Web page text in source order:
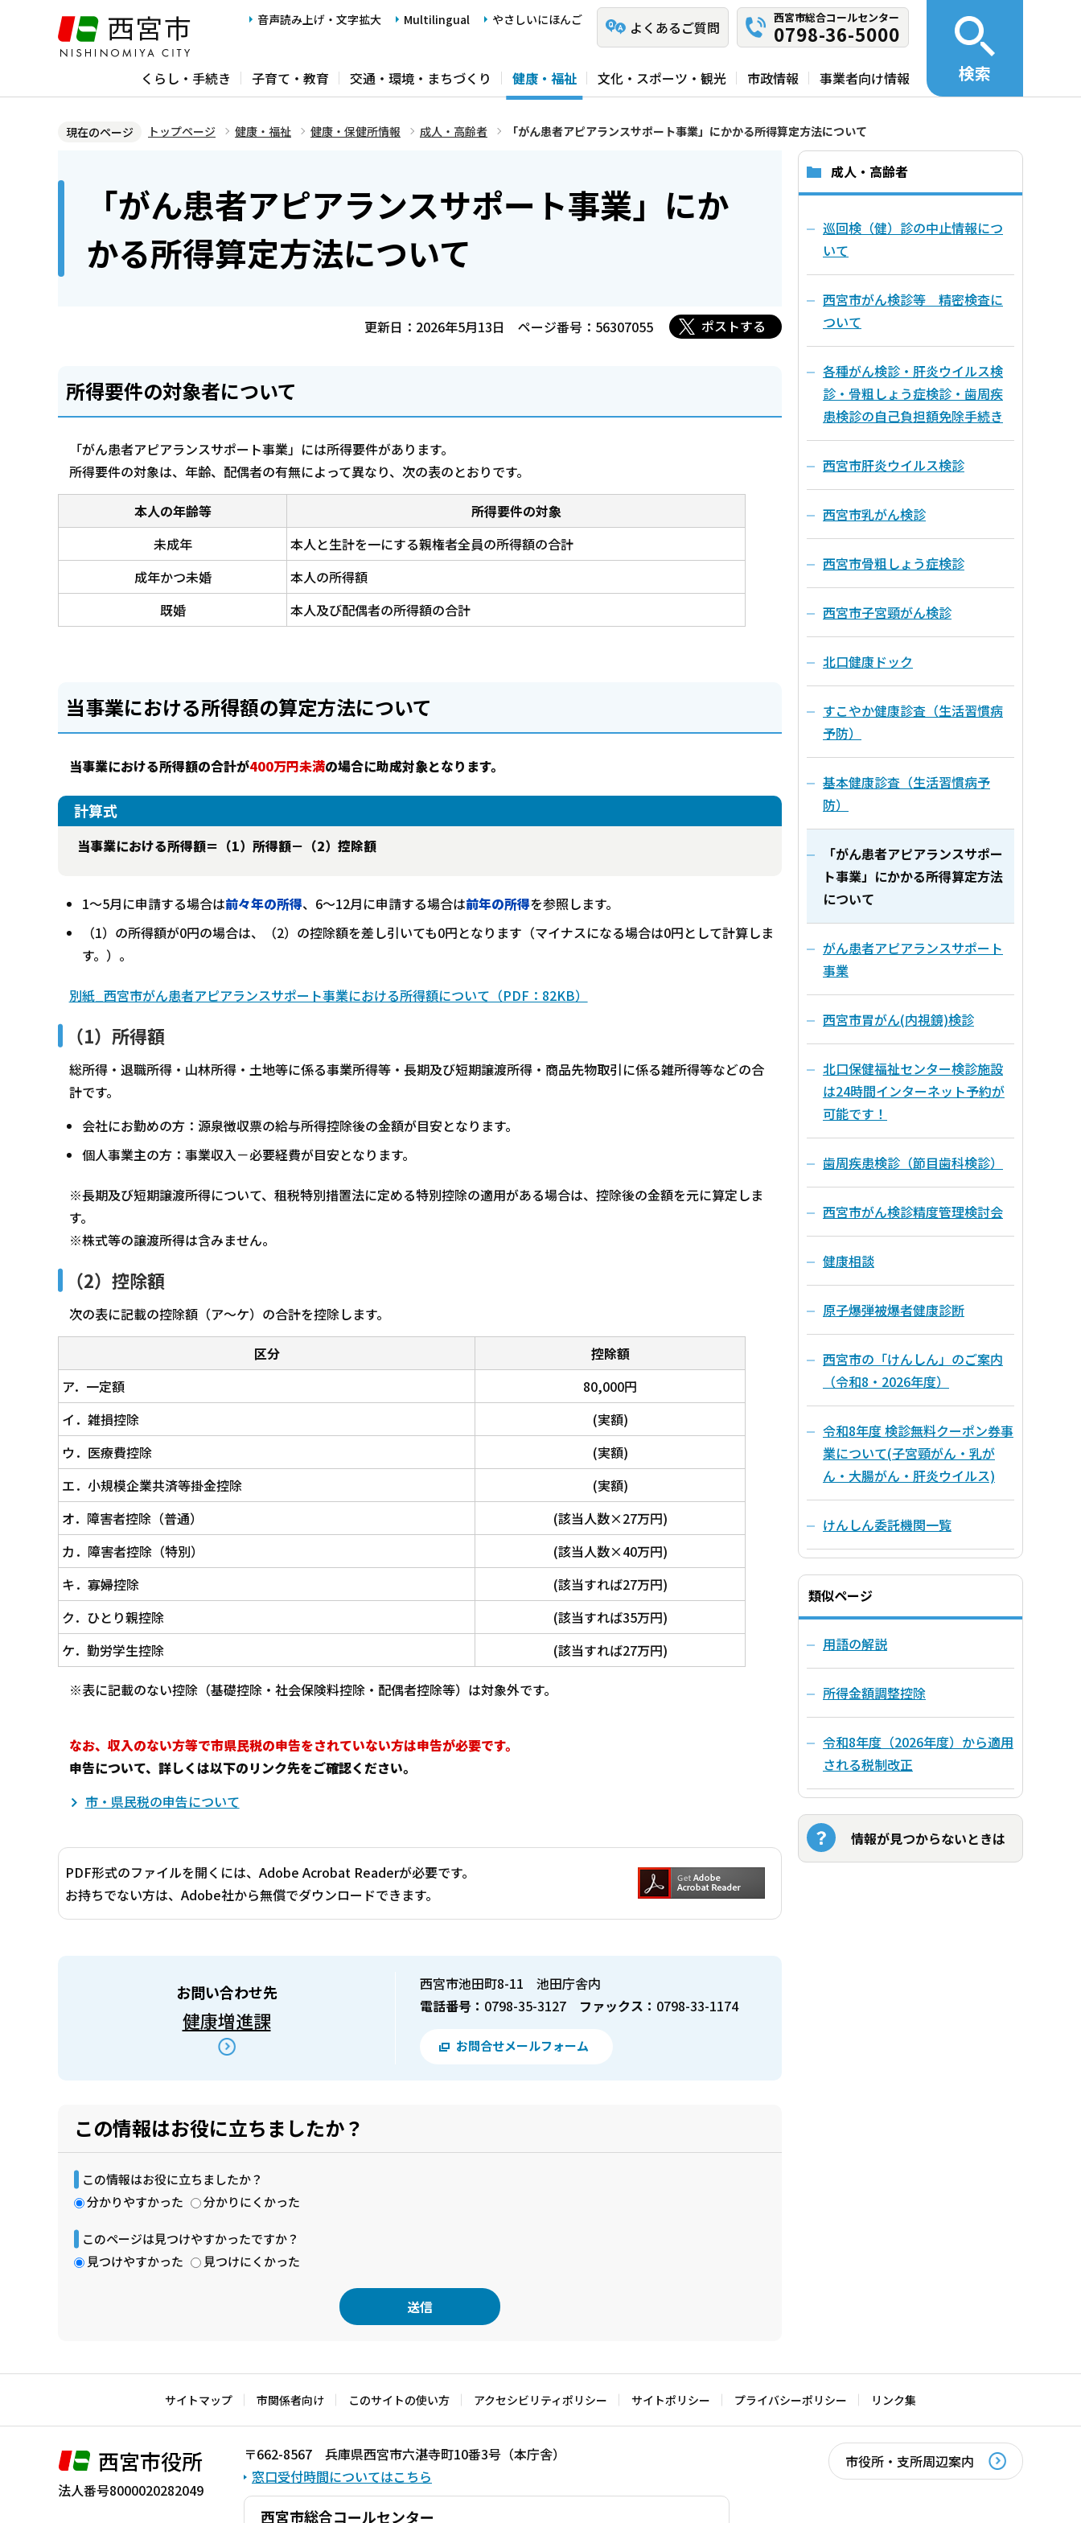
ジ
音声読み上げ・文字拡大 Multilingual やさしいにほんご よくあるご質問
西宮市総合コールセンター
0798-36-5000
くらし・手続き 子育て・教育 交通・環境・まちづくり 健康・福祉 文化・スポーツ・観光 市政情報 事業者向け情報 検索
現在のページ トップページ 健康・福祉 健康・保健所情報 成人・高齢者 「がん患者アピアランスサポート事業」にかかる所得算定方法について
「がん患者アピアランスサポート事業」にか
かる所得算定方法について
更新日：2026年5月13日 ページ番号：56307055 ポストする
所得要件の対象者について
「がん患者アピアランスサポート事業」には所得要件があります。
所得要件の対象は、年齢、配偶者の有無によって異なり、次の表のとおりです。
本人の年齢等
所得要件の対象
未成年
本人と生計を一にする親権者全員の所得額の合計
成年かつ未婚
本人の所得額
既婚
本人及び配偶者の所得額の合計
当事業における所得額の算定方法について
当事業における所得額の合計が400万円未満の場合に助成対象となります。
計算式
当事業における所得額＝（1）所得額－（2）控除額
1～5月に申請する場合は前々年の所得、6～12月に申請する場合は前年の所得を参照します。
（1）の所得額が0円の場合は、（2）の控除額を差し引いても0円となります（マイナスになる場合は0円として計算しま
す。）。
別紙_西宮市がん患者アピアランスサポート事業における所得額について（PDF：82KB）
（1）所得額
総所得・退職所得・山林所得・土地等に係る事業所得等・長期及び短期譲渡所得・商品先物取引に係る雑所得等などの合
計です。
会社にお勤めの方：源泉徴収票の給与所得控除後の金額が目安となります。
個人事業主の方：事業収入－必要経費が目安となります。
※長期及び短期譲渡所得について、租税特別措置法に定める特別控除の適用がある場合は、控除後の金額を元に算定しま
す。
※株式等の譲渡所得は含みません。
（2）控除額
次の表に記載の控除額（ア～ケ）の合計を控除します。
区分
控除額
ア．一定額
80,000円
イ．雑損控除
(実額)
ウ．医療費控除
(実額)
エ．小規模企業共済等掛金控除
(実額)
オ．障害者控除（普通）
(該当人数×27万円)
カ．障害者控除（特別）
(該当人数×40万円)
キ．寡婦控除
(該当すれば27万円)
ク．ひとり親控除
(該当すれば35万円)
ケ．勤労学生控除
(該当すれば27万円)
※表に記載のない控除（基礎控除・社会保険料控除・配偶者控除等）は対象外です。
なお、収入のない方等で市県民税の申告をされていない方は申告が必要です。
申告について、詳しくは以下のリンク先をご確認ください。
市・県民税の申告について
PDF形式のファイルを開くには、Adobe Acrobat Readerが必要です。
お持ちでない方は、Adobe社から無償でダウンロードできます。
お問い合わせ先
健康増進課
西宮市池田町8-11 池田庁舎内
電話番号： 0798-35-3127 ファックス： 0798-33-1174
お問合せメールフォーム
この情報はお役に立ちましたか？
この情報はお役に立ちましたか？
分かりやすかった
分かりにくかった
このページは見つけやすかったですか？
見つけやすかった
見つけにくかった
文
で
成人・高齢者
巡回検（健）診の中止情報につ
いて
西宮市がん検診等 精密検査に
ついて
各種がん検診・肝炎ウイルス検
診・骨粗しょう症検診・歯周疾
患検診の自己負担額免除手続き
西宮市肝炎ウイルス検診
西宮市乳がん検診
西宮市骨粗しょう症検診
西宮市子宮頸がん検診
北口健康ドック
すこやか健康診査（生活習慣病
予防）
基本健康診査（生活習慣病予
防）
「がん患者アピアランスサポー
ト事業」にかかる所得算定方法
について
がん患者アピアランスサポート
事業
西宮市胃がん(内視鏡)検診
北口保健福祉センター検診施設
は24時間インターネット予約が
可能です！
歯周疾患検診（節目歯科検診）
西宮市がん検診精度管理検討会
健康相談
原子爆弾被爆者健康診断
西宮市の「けんしん」のご案内
（令和8・2026年度）
令和8年度 検診無料クーポン券事
業について(子宮頸がん・乳が
ん・大腸がん・肝炎ウイルス)
けんしん委託機関一覧
類似ページ
用語の解説
所得金額調整控除
令和8年度（2026年度）から適用
される税制改正
情報が見つからないときは
サイトマップ 市関係者向け このサイトの使い方 アクセシビリティポリシー サイトポリシー プライバシーポリシー リンク集
西宮市役所
法人番号8000020282049
〒662-8567 兵庫県西宮市六湛寺町10番3号（本庁舎）
窓口受付時間についてはこちら
西宮市総合コールセンター
市役所・支所周辺案内